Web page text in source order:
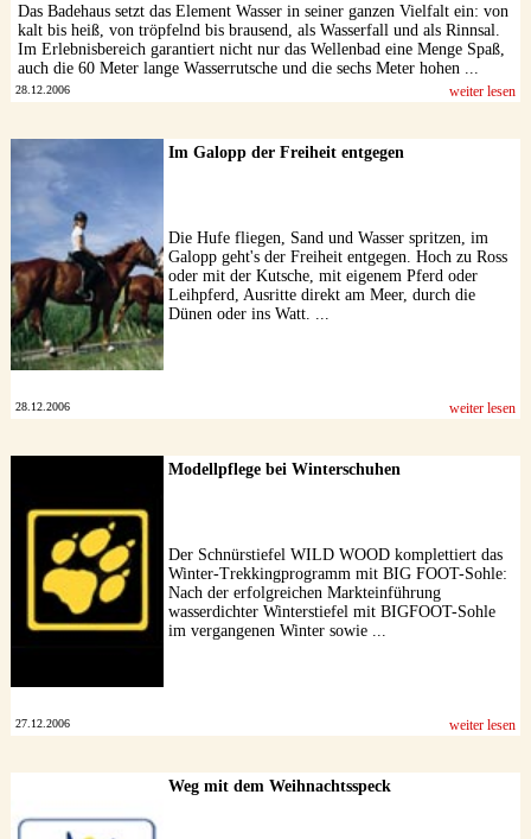
Das Badehaus setzt das Element Wasser in seiner ganzen Vielfalt ein: von
kalt bis heiß, von tröpfelnd bis brausend, als Wasserfall und als Rinnsal.
Im Erlebnisbereich garantiert nicht nur das Wellenbad eine Menge Spaß,
auch die 60 Meter lange Wasserrutsche und die sechs Meter hohen ...
28.12.2006 weiter lesen
Im Galopp der Freiheit entgegen
Die Hufe fliegen, Sand und Wasser spritzen, im
Galopp geht's der Freiheit entgegen. Hoch zu Ross
oder mit der Kutsche, mit eigenem Pferd oder
Leihpferd, Ausritte direkt am Meer, durch die
Dünen oder ins Watt. ...
28.12.2006 weiter lesen
Modellpflege bei Winterschuhen
Der Schnürstiefel WILD WOOD komplettiert das
Winter-Trekkingprogramm mit BIG FOOT-Sohle:
Nach der erfolgreichen Markteinführung
wasserdichter Winterstiefel mit BIGFOOT-Sohle
im vergangenen Winter sowie ...
27.12.2006 weiter lesen
Weg mit dem Weihnachtsspeck